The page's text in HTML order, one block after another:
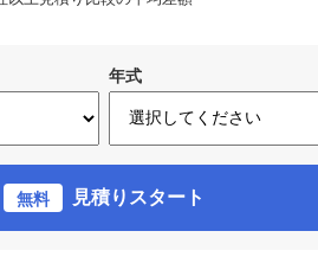
年式
無料 見積りスタート